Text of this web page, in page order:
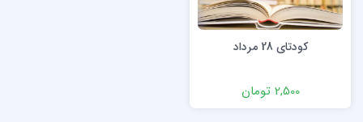
کودتای 28 مرداد
2,500 تومان